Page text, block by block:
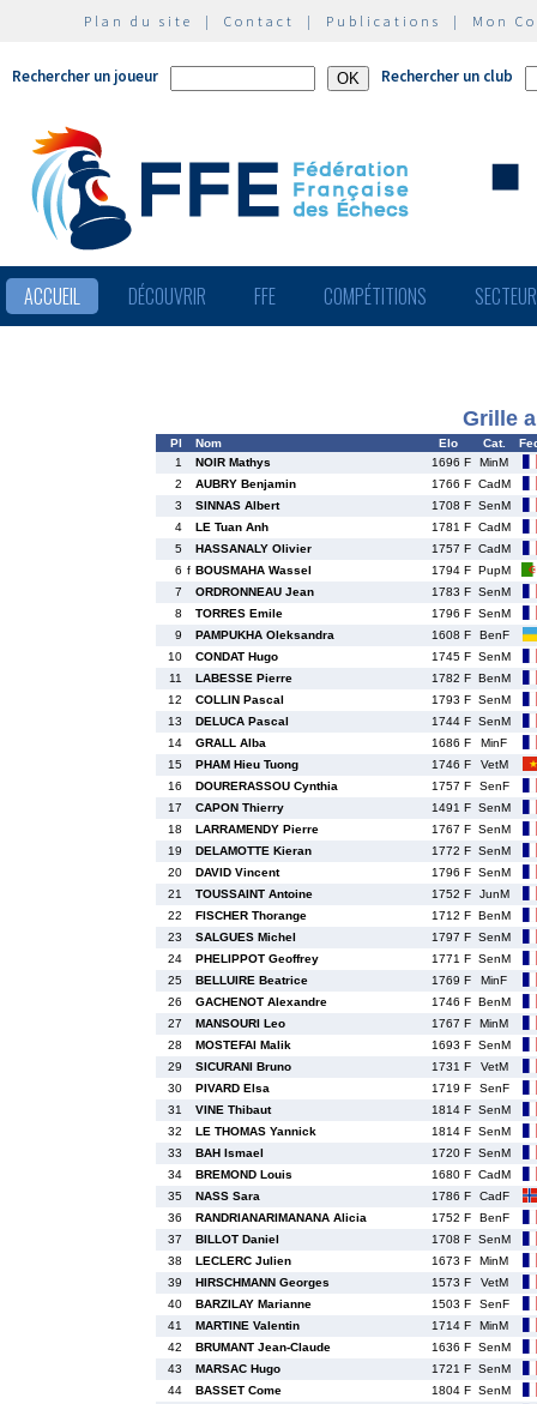
Plan du site | Contact | Publications | Mon
Rechercher un joueur Rechercher un club
ACCUEIL DÉCOUVRIR FFE COMPÉTITIONS
Grille
Pl Nom Elo Cat.
1
NOIR Mathys 1696 F
MinM
2
AUBRY Benjamin 1766 F CadM
3
SINNAS Albert 1708 F SenM
4
LE Tuan Anh 1781 F CadM
5
HASSANALY Olivier 1757 F CadM
6 f BOUSMAHA Wassel 1794 F PupM
7
ORDRONNEAU Jean 1783 F SenM
8
TORRES Emile 1796 F SenM
9
PAMPUKHA Oleksandra 1608 F
BenF
10
CONDAT Hugo 1745 F SenM
11
LABESSE Pierre 1782 F BenM
12
COLLIN Pascal 1793 F SenM
13
DELUCA Pascal 1744 F SenM
14
GRALL Alba 1686 F
MinF
15
PHAM Hieu Tuong 1746 F
VetM
16
DOURERASSOU Cynthia 1757 F
SenF
17
CAPON Thierry 1491 F SenM
18
LARRAMENDY Pierre 1767 F SenM
19
DELAMOTTE Kieran 1772 F SenM
20
DAVID Vincent 1796 F SenM
21
TOUSSAINT Antoine 1752 F
JunM
22
FISCHER Thorange 1712 F BenM
23
SALGUES Michel 1797 F SenM
24
PHELIPPOT Geoffrey 1771 F SenM
25
BELLUIRE Beatrice 1769 F
MinF
26
GACHENOT Alexandre 1746 F BenM
27
MANSOURI Leo 1767 F
MinM
28
MOSTEFAI Malik 1693 F SenM
29
SICURANI Bruno 1731 F
VetM
30
PIVARD Elsa 1719 F
SenF
31
VINE Thibaut 1814 F SenM
32
LE THOMAS Yannick 1814 F SenM
33
BAH Ismael 1720 F SenM
34
BREMOND Louis 1680 F CadM
35
NASS Sara 1786 F
CadF
36
RANDRIANARIMANANA Alicia 1752 F
BenF
37
BILLOT Daniel 1708 F SenM
38
LECLERC Julien 1673 F
MinM
39
HIRSCHMANN Georges 1573 F
VetM
40
BARZILAY Marianne 1503 F
SenF
41
MARTINE Valentin 1714 F
MinM
42
BRUMANT Jean-Claude 1636 F SenM
43
MARSAC Hugo 1721 F SenM
44
BASSET Come 1804 F SenM